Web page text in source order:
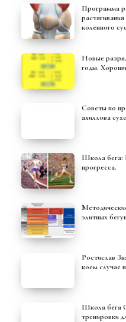
Программа разработки, укрепления и
коленного
Новые разрядные нормативы в беге на 2017-2021
годы. Хороши
Советы по предупреждению заболевания
ахиллова
Школа бега: Правильная техника бега – основа
прогресса.
Методические основы и принципы тренировок
элитных
Ростислав Знаменский: «Если болит ахилл, ни в
коем случае
Школа бега СкиРан: план марафонской
тренировки